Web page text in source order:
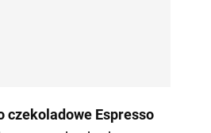
czekoladowe Espresso